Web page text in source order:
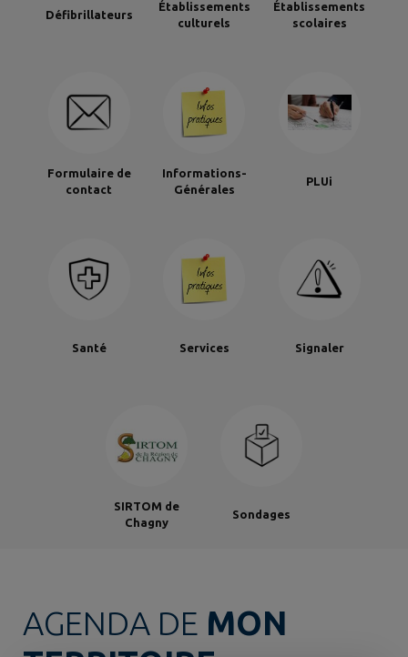
Défibrillateurs
Établissements
culturels
Établissements
scolaires
Formulaire de
contact
Informations-
Générales
PLUi
Santé Services Signaler
SIRTOM de
Chagny
Sondages
AGENDA DE MON